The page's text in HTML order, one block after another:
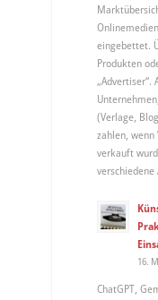
eingebettet.
Produkten
„Advertiser“.
(Verlage,
zahlen,
verkauft
16.
ChatGPT,